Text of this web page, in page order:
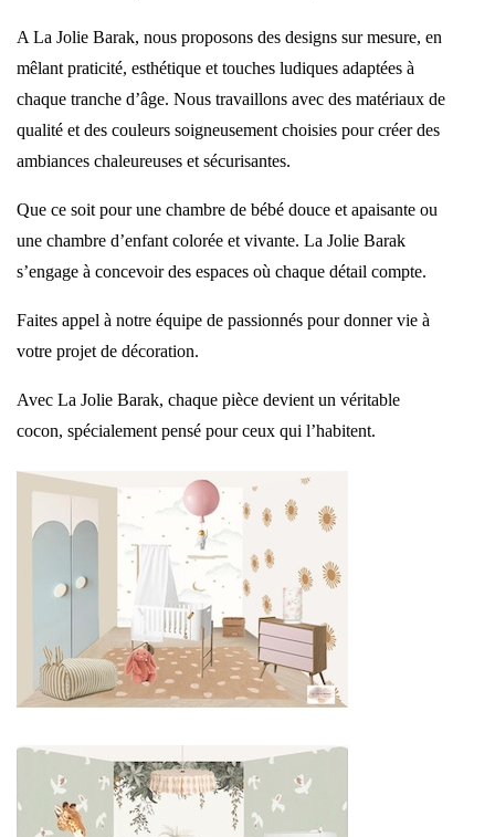
A La Jolie Barak, nous proposons des designs sur mesure, en
mêlant praticité, esthétique et touches ludiques adaptées à
chaque tranche d’âge. Nous travaillons avec des matériaux de
qualité et des couleurs soigneusement choisies pour créer des
ambiances chaleureuses et sécurisantes.
Que ce soit pour une chambre de bébé douce et apaisante ou
une chambre d’enfant colorée et vivante. La Jolie Barak
s’engage à concevoir des espaces où chaque détail compte.
Faites appel à notre équipe de passionnés pour donner vie à
votre projet de décoration.
Avec La Jolie Barak, chaque pièce devient un véritable
cocon, spécialement pensé pour ceux qui l’habitent.